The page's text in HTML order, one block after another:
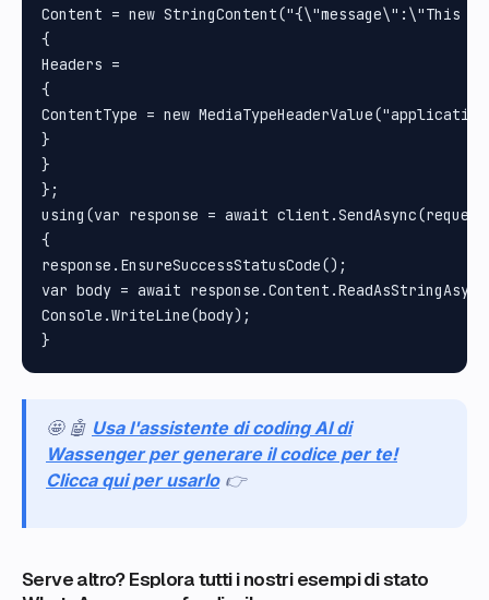
Content = new StringContent("{\"message\":\"This
{
Headers =
{
ContentType = new
}
}
};
using(var response = await
{
response.EnsureSuccessStatusCode();
var body = await
Console.WriteLine(body);
🤩 🤖 Usa l'assistente di coding AI di
Wassenger per generare il codice per te!
Clicca qui per usarlo👉
Serve altro? Esplora tutti i nostri esempi di stato